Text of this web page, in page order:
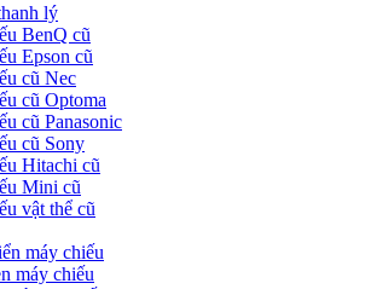
lý
BenQ cũ
Epson cũ
cũ Nec
cũ Optoma
cũ Panasonic
cũ Sony
Hitachi cũ
Mini cũ
vật thể cũ
máy chiếu
máy chiếu